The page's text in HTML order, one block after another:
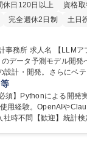
休日120日以上
資格取
完全週休2日制 土日
エンジニア】RA
モデル開発へ 仕事の内容 社内文書
設計・開発。さらにベ
交換時期を予測するモ
社後はまず、Box等の社内文
等のLLMで検索・回答
手。段階的に自動イン
須】Pythonによる開発
用経験。OpenAIや
時不問【歓迎】統計